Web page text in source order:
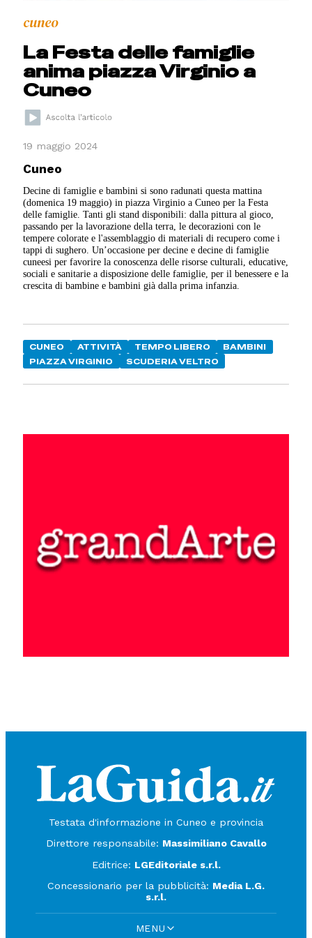
cuneo
La Festa delle famiglie
anima piazza Virginio a
Cuneo
19 maggio 2024
Cuneo
Decine di famiglie e bambini si sono radunati questa mattina
(domenica 19 maggio) in piazza Virginio a Cuneo per la Festa
delle famiglie. Tanti gli stand disponibili: dalla pittura al gioco,
passando per la lavorazione della terra, le decorazioni con le
tempere colorate e l'assemblaggio di materiali di recupero come i
tappi di sughero. Un’occasione per decine e decine di famiglie
cuneesi per favorire la conoscenza delle risorse culturali, educative,
sociali e sanitarie a disposizione delle famiglie, per il benessere e la
crescita di bambine e bambini già dalla prima infanzia.
CUNEO ATTIVITÀ TEMPO LIBERO
BAMBINI
PIAZZA VIRGINIO
SCUDERIA VELTRO
Testata d'informazione in Cuneo e provincia
Direttore responsabile: Massimiliano Cavallo
Editrice: LGEditoriale s.r.l.
Concessionario per la pubblicità: Media L.G.
s.r.l.
MENU